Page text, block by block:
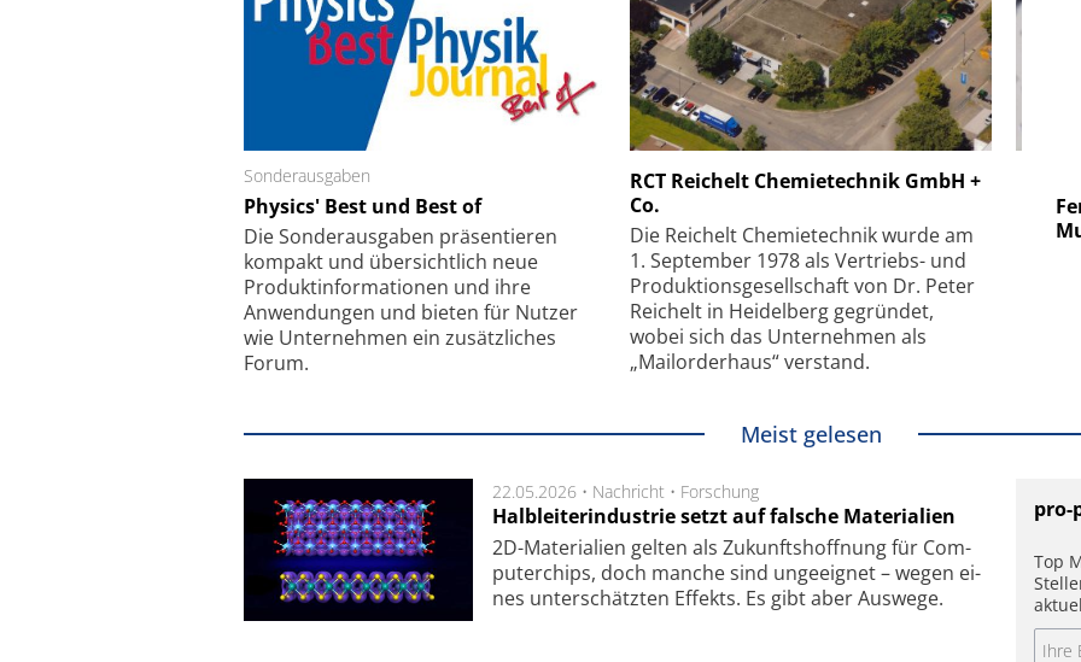
Sonderausgaben
Physics' Best und Best of
Die Sonder­ausgaben präsentieren
kompakt und übersichtlich neue
Produkt­informationen und ihre
Anwendungen und bieten für Nutzer
wie Unternehmen ein zusätzliches
Forum.
RCT Reichelt Chemietechnik GmbH +
Co.
Die Reichelt Chemietechnik wurde am
1. September 1978 als Vertriebs- und
Produktionsgesellschaft von Dr. Peter
Reichelt in Heidelberg gegründet,
wobei sich das Unternehmen als
„Mailorderhaus“ verstand.
Faserkoppler mit Super-
Feinfokussierungsmechanismus
SmarAct GmbH
kleinstem Raum
Meist gelesen
22.05.2026 • Nachricht • Forschung
Halbleiterindustrie setzt auf falsche Materialien
2D-Mate­ri­a­li­en gel­ten als Zu­kunfts­hoff­nung für Com­
pu­ter­chips, doch man­che sind un­ge­eig­net – we­gen ei­
nes un­ter­schätz­ten Ef­fekts. Es gibt aber Aus­we­ge.
pro-
Top